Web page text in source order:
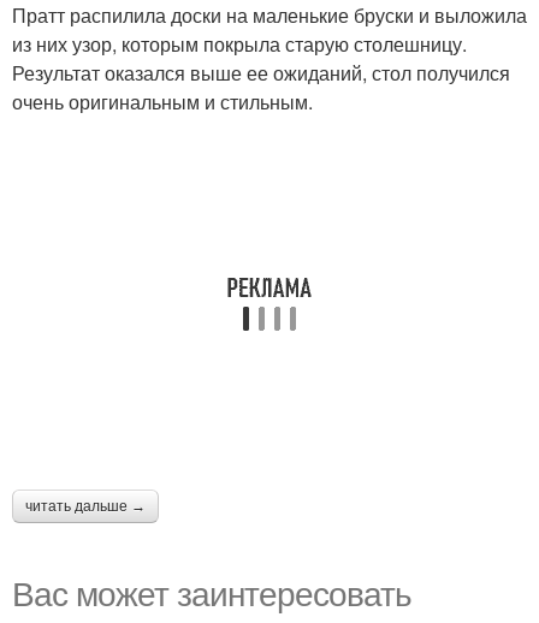
Пратт распилила доски на маленькие бруски и выложила
из них узор, которым покрыла старую столешницу.
Результат оказался выше ее ожиданий, стол получился
очень оригинальным и стильным.
читать дальше →
Вас может заинтересовать